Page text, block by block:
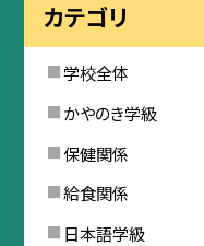
カテゴリ
学校全体
かやのき学級
保健関係
給食関係
日本語学級